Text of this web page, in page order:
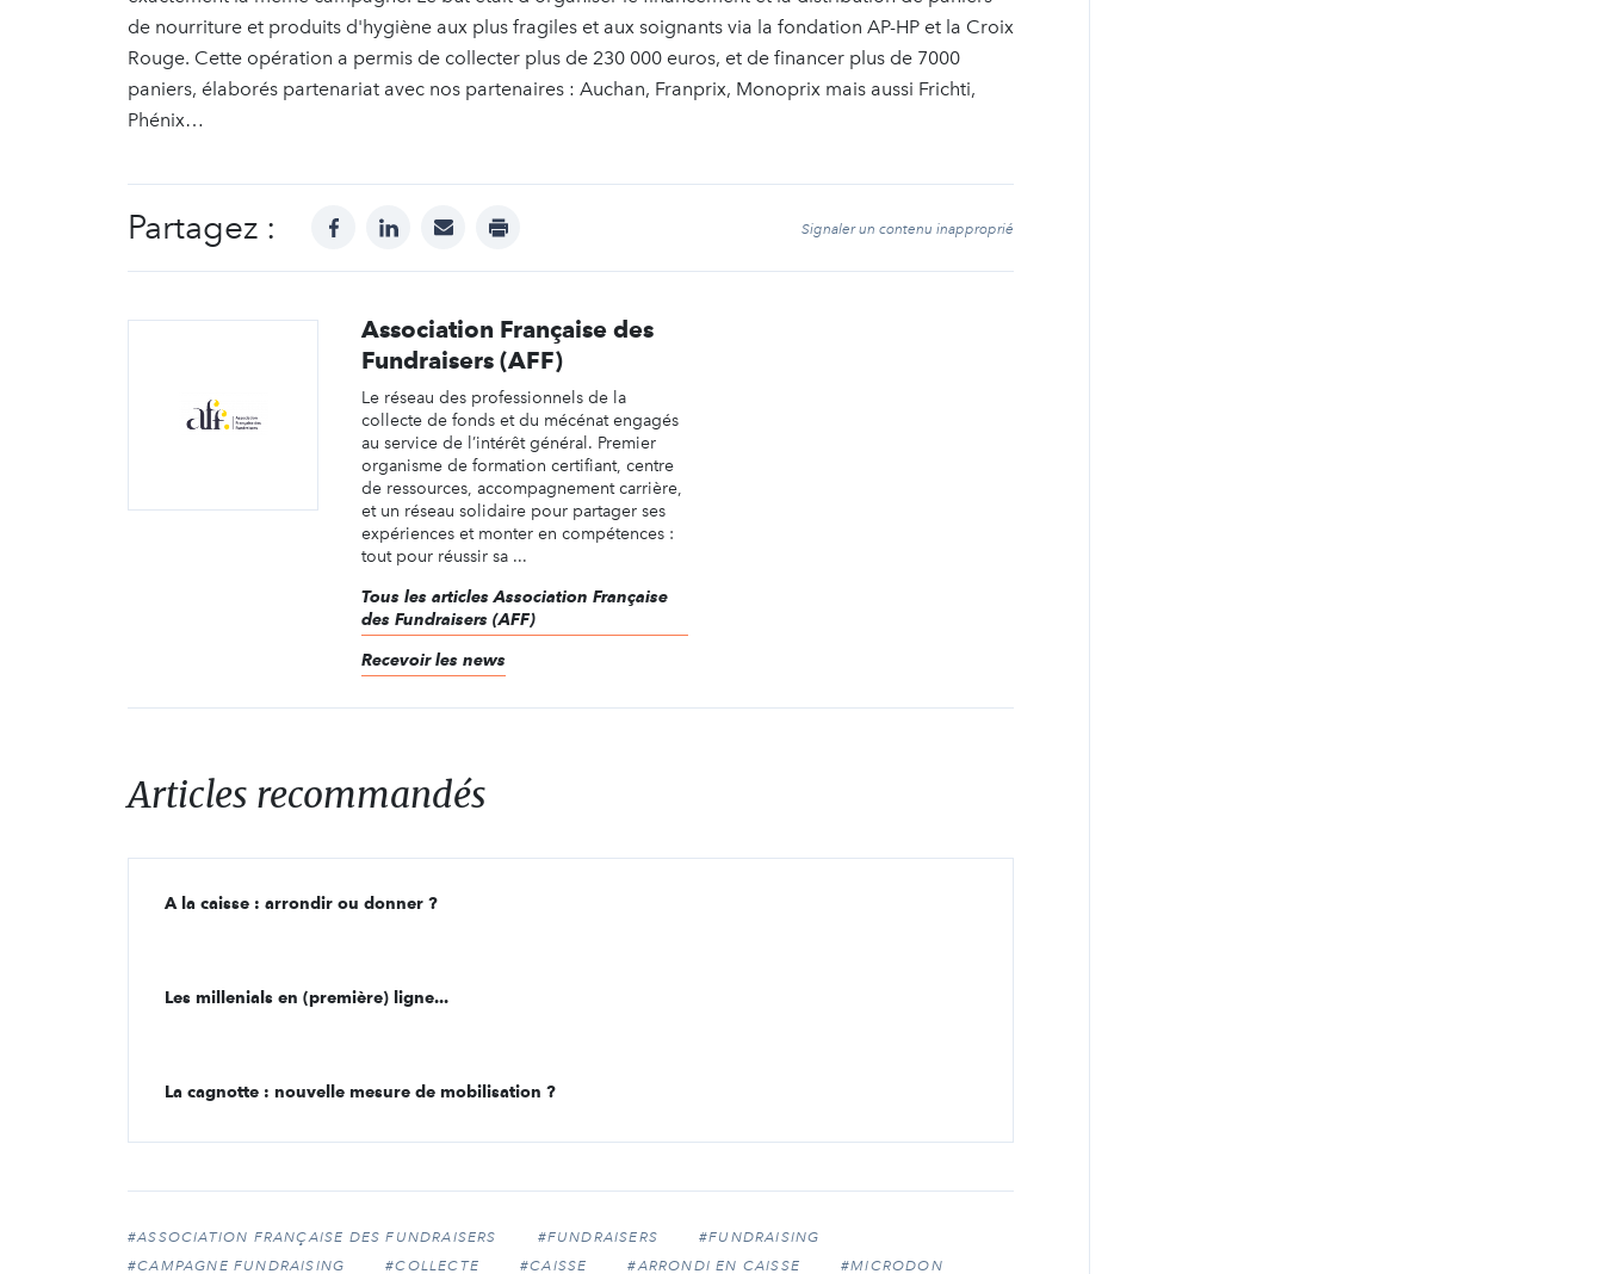
de nourriture et produits d'hygiène aux plus fragiles et aux soignants via la fondation AP-HP et la Croix
Rouge. Cette opération a permis de collecter plus de 230 000 euros, et de financer plus de 7000
paniers, élaborés partenariat avec nos partenaires : Auchan, Franprix, Monoprix mais aussi Frichti,
Phénix…
Partagez : facebooklinkedinmail print Signaler un contenu inapproprié
Association Française des
Fundraisers (AFF)
Le réseau des professionnels de la
collecte de fonds et du mécénat engagés
au service de l’intérêt général. Premier
organisme de formation certifiant, centre
de ressources, accompagnement carrière,
et un réseau solidaire pour partager ses
expériences et monter en compétences :
tout pour réussir sa ...
Tous les articles Association Française
des Fundraisers (AFF)
Recevoir les news
Articles recommandés
A la caisse : arrondir ou donner ?
Les millenials en (première) ligne...
La cagnotte : nouvelle mesure de mobilisation ?
#ASSOCIATION FRANÇAISE DES FUNDRAISERS #FUNDRAISERS
#FUNDRAISING
#CAMPAGNE FUNDRAISING
#COLLECTE #CAISSE #ARRONDI EN CAISSE
#MICRODON